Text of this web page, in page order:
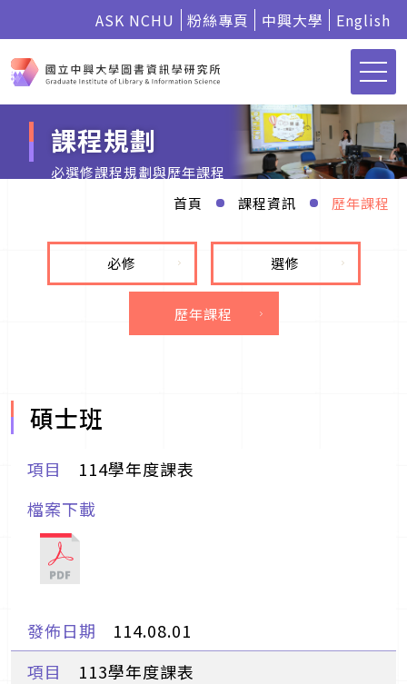
ASK NCHU 粉絲專頁 中興大學 English
課程規劃
必選修課程規劃與歷年課程
首頁
課程資訊 歷年課程
必修 選修
歷年課程
碩士班
114學年度課表
114.08.01
113學年度課表